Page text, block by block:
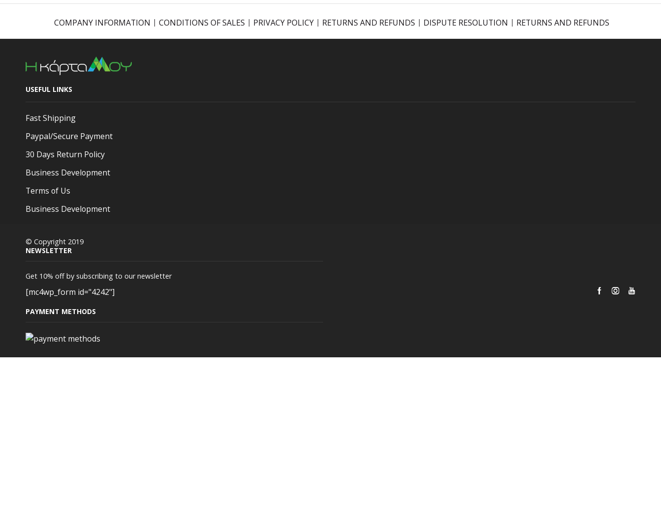
COMPANY INFORMATION CONDITIONS OF SALES PRIVACY POLICY RETURNS AND REFUNDS DISPUTE RESOLUTION RETURNS AND REFUNDS
USEFUL LINKS
Fast Shipping
Paypal/Secure Payment
30 Days Return Policy
Business Development
Terms of Us
Business Development
© Copyright 2019
NEWSLETTER
Get 10% off by subscribing to our newsletter
[mc4wp_form id="4242"]
PAYMENT METHODS